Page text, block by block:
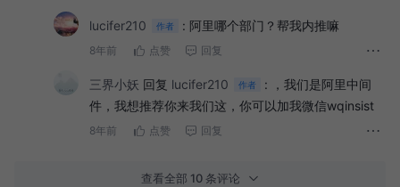
lucifer210 作者 : 阿里哪个部门？帮我内推嘛
8年前 点赞 回复
三界小妖 回复 lucifer210 作者 :
，我们是阿里中间
件，我想推荐你来我们这，你可以加我微信wqinsist
8年前 点赞 回复
查看全部 10 条评论